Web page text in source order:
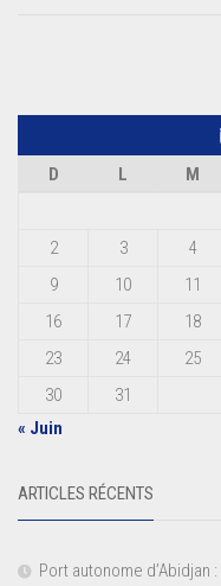
D
L M
2
3 4
9
10 11
16
17 18
23
24 25
30
31
« Juin
ARTICLES RÉCENTS
Port autonome